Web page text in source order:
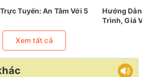
Tuyến: An Tâm Với 5
Hướng Dẫn
Trình, Giá Vé
Xem tất cả